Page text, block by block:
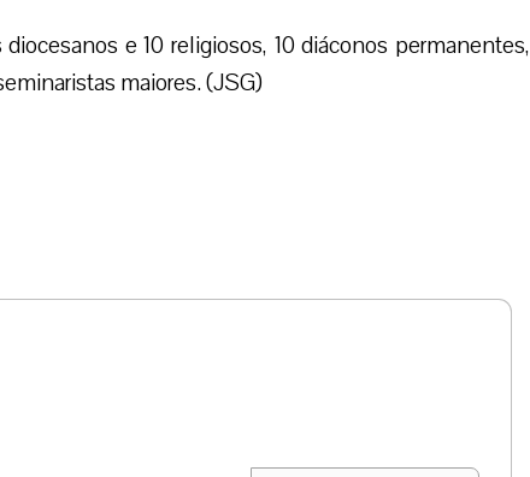
e 10 religiosos, 10 diáconos permanentes,
maiores. (JSG)